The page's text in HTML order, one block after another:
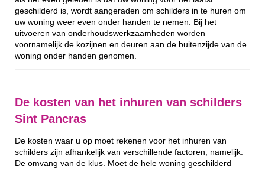
geschilderd is, wordt aangeraden om schilders in te huren om
uw woning weer even onder handen te nemen. Bij het
uitvoeren van onderhoudswerkzaamheden worden
voornamelijk de kozijnen en deuren aan de buitenzijde van de
woning onder handen genomen.
De kosten van het inhuren van schilders
Sint Pancras
De kosten waar u op moet rekenen voor het inhuren van
schilders zijn afhankelijk van verschillende factoren, namelijk:
De omvang van de klus. Moet de hele woning geschilderd